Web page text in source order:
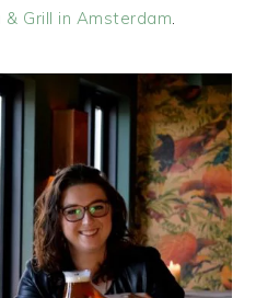
& Grill in Amsterdam